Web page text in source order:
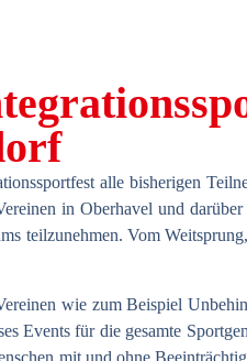
alle bisherigen
inOberhavel und darüber
teilzunehmen. Vom
wie zum Beispiel
Events für die gesamte
mit und ohne